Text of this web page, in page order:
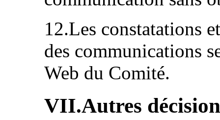
12.Les constatations
des communications
Web du Comité.
VII.Autres